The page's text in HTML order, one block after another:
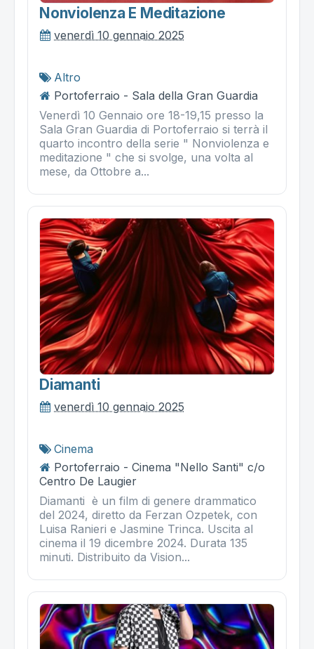
Nonviolenza E Meditazione
venerdì 10 gennaio 2025
Altro
Portoferraio - Sala della Gran Guardia
Venerdì 10 Gennaio ore 18-19,15 presso la
Sala Gran Guardia di Portoferraio si terrà il
quarto incontro della serie " Nonviolenza e
meditazione " che si svolge, una volta al
mese, da Ottobre a...
Diamanti
venerdì 10 gennaio 2025
Cinema
Portoferraio - Cinema "Nello Santi" c/o
Centro De Laugier
Diamanti è un film di genere drammatico
del 2024, diretto da Ferzan Ozpetek, con
Luisa Ranieri e Jasmine Trinca. Uscita al
cinema il 19 dicembre 2024. Durata 135
minuti. Distribuito da Vision...